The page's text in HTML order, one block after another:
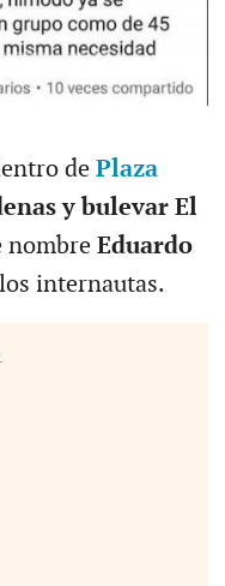
de Plaza
y bulevar El
nombre Eduardo
internautas.